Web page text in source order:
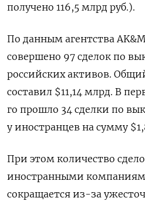
получено 116,5 млрд руб.).
По данным агентства
совершено 97 сделок по
российских активов.
составил $11,14 млрд. В
го прошло 34 сделки по
у иностранцев на сумму
При этом количество
иностранными
сокращается из-за